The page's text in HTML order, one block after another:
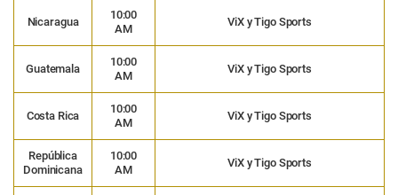
Nicaragua
10:00
AM
ViX y Tigo Sports
Guatemala
10:00
AM
ViX y Tigo Sports
Costa Rica
10:00
AM
ViX y Tigo Sports
República
Dominicana
10:00
AM
ViX y Tigo Sports